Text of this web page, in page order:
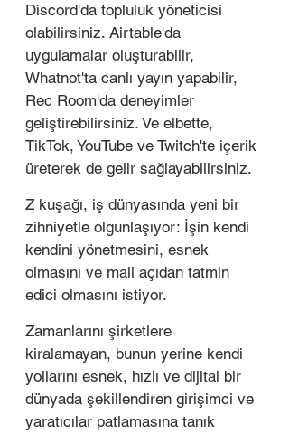
Discord'da topluluk yöneticisi
olabilirsiniz. Airtable'da
uygulamalar oluşturabilir,
Whatnot'ta canlı yayın yapabilir,
Rec Room'da deneyimler
geliştirebilirsiniz. Ve elbette,
TikTok, YouTube ve Twitch'te içerik
üreterek de gelir sağlayabilirsiniz.
Z kuşağı, iş dünyasında yeni bir
zihniyetle olgunlaşıyor: İşin kendi
kendini yönetmesini, esnek
olmasını ve mali açıdan tatmin
edici olmasını istiyor.
Zamanlarını şirketlere
kiralamayan, bunun yerine kendi
yollarını esnek, hızlı ve dijital bir
dünyada şekillendiren girişimci ve
yaratıcılar patlamasına tanık